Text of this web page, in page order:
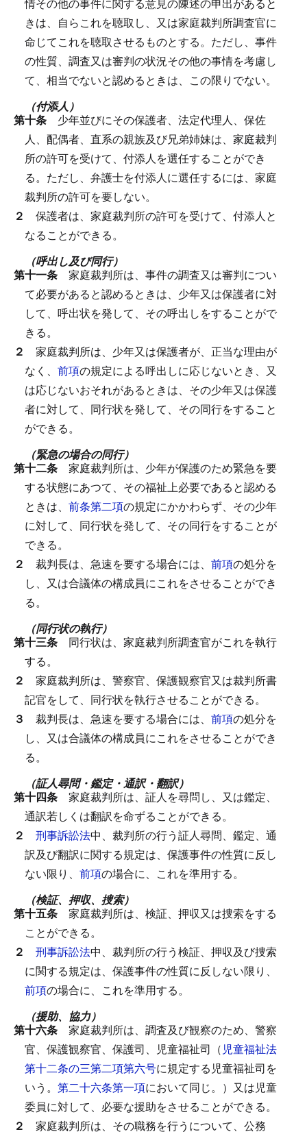
きは、自らこれを聴取し、又は家庭裁判所調査官に
命じてこれを聴取させるものとする。 ただし、事件
の性質、調査又は審判の状況その他の事情を考慮し
て、相当でないと認めるときは、この限りでない。
（付添人）
第十条 少年並びにその保護者、法定代理人、保佐
人、配偶者、直系の親族及び兄弟姉妹は、家庭裁判
所の許可を受けて、付添人を選任することができ
る。 ただし、弁護士を付添人に選任するには、家庭
裁判所の許可を要しない。
２ 保護者は、家庭裁判所の許可を受けて、付添人と
なることができる。
（呼出し及び同行）
第十一条 家庭裁判所は、事件の調査又は審判につい
て必要があると認めるときは、少年又は保護者に対
して、呼出状を発して、その呼出しをすることがで
きる。
２ 家庭裁判所は、少年又は保護者が、正当な理由が
なく、 前項の規定による呼出しに応じないとき、又
は応じないおそれがあるときは、その少年又は保護
者に対して、同行状を発して、その同行をすること
ができる。
（緊急の場合の同行）
第十二条 家庭裁判所は、少年が保護のため緊急を要
する状態にあつて、その福祉上必要であると認める
ときは、 前条第二項の規定にかかわらず、その少年
に対して、同行状を発して、その同行をすることが
できる。
２ 裁判長は、急速を要する場合には、 前項の処分を
し、又は合議体の構成員にこれをさせることができ
る。
（同行状の執行）
第十三条 同行状は、家庭裁判所調査官がこれを執行
する。
２ 家庭裁判所は、警察官、保護観察官又は裁判所書
記官をして、同行状を執行させることができる。
３ 裁判長は、急速を要する場合には、 前項の処分を
し、又は合議体の構成員にこれをさせることができ
る。
（証人尋問・鑑定・通訳・翻訳）
第十四条 家庭裁判所は、証人を尋問し、又は鑑定、
通訳若しくは翻訳を命ずることができる。
２ 刑事訴訟法中、裁判所の行う証人尋問、鑑定、通
訳及び翻訳に関する規定は、保護事件の性質に反し
ない限り、 前項の場合に、これを準用する。
（検証、押収、捜索）
第十五条 家庭裁判所は、検証、押収又は捜索をする
ことができる。
２ 刑事訴訟法中、裁判所の行う検証、押収及び捜索
に関する規定は、保護事件の性質に反しない限り、
前項の場合に、これを準用する。
（援助、協力）
第十六条 家庭裁判所は、調査及び観察のため、警察
官、保護観察官、保護司、児童福祉司（ 児童福祉法
第十二条の三第二項第六号に規定する児童福祉司を
いう。 第二十六条第一項において同じ。）又は児童
委員に対して、必要な援助をさせることができる。
２ 家庭裁判所は、その職務を行うについて、公務